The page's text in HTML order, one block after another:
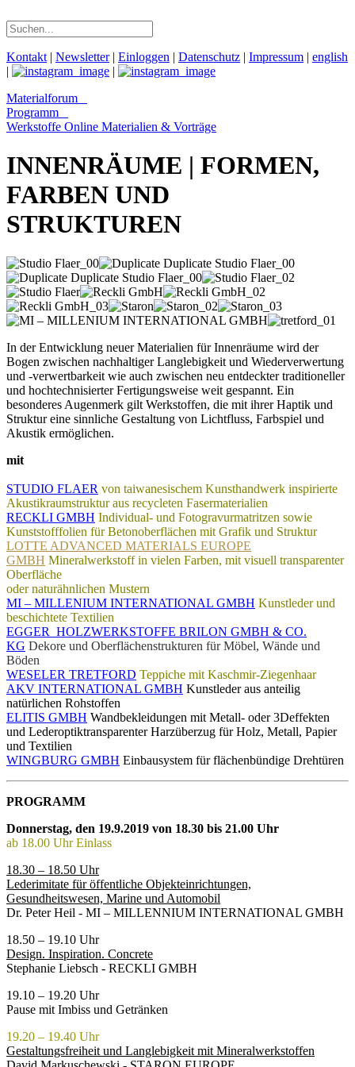
Kontakt | Newsletter| Einloggen | Datenschutz | Impressum | english
|
|
Materialforum
Programm
Werkstoffe Online Materialien & Vorträge
INNENRÄUME | FORMEN,
FARBEN UND
STRUKTUREN
In der Entwicklung neuer Materialien für Innenräume wird der
Bogen zwischen nachhaltiger Langlebigkeit und Wiederverwertung
und -verwertbarkeit wie auch zwischen neu entdeckter traditioneller
und hochtechnisierter Fertigungsweise weit gespannt. Ein
besonderes Augenmerk gilt Werkstoffen, die mit ihrer Haptik und
Struktur eine sinnliche Gestaltung von Lichtfluss, Farbspiel und
Akustik ermöglichen.
mit
STUDIO FLAER von taiwanesischem Kunsthandwerk inspirierte
Akustikraumstruktur aus recycleten Fasermaterialien
RECKLI GMBH Individual- und Fotogravurmatritzen sowie
Kunststofffolien für Betonoberflächen mit Grafik und Struktur
LOTTE ADVANCED MATERIALS EUROPE
GMBH Mineralwerkstoff in vielen Farben, mit visuell transparenter
Oberfläche
oder naturähnlichen Mustern
MI – MILLENIUM INTERNATIONAL GMBH Kunstleder und
beschichtete Textilien
EGGER HOLZWERKSTOFFE BRILON GMBH & CO.
KG Dekore und Oberflächenstrukturen für Möbel, Wände und
Böden
WESELER TRETFORD Teppiche mit Kaschmir-Ziegenhaar
AKV INTERNATIONAL GMBH Kunstleder aus anteilig
natürlichen Rohstoffen
ELITIS GMBH Wandbekleidungen mit Metall- oder 3Deffekten
und Lederoptiktransparenter Harzüberzug für Holz, Metall, Papier
und Textilien
WINGBURG GMBH Einbausystem für flächenbündige Drehtüren
PROGRAMM
Donnerstag, den 19.9.2019 von 18.30 bis 21.00 Uhr
ab 18.00 Uhr Einlass
18.30 – 18.50 Uhr
Lederimitate für öffentliche Objekteinrichtungen,
Gesundheitswesen, Marine und Automobil
Dr. Peter Heil - MI – MILLENNIUM INTERNATIONAL GMBH
18.50 – 19.10 Uhr
Design. Inspiration. Concrete
Stephanie Liebsch - RECKLI GMBH
19.10 – 19.20 Uhr
Pause mit Imbiss und Getränken
19.20 – 19.40 Uhr
Gestaltungsfreiheit und Langlebigkeit mit Mineralwerkstoffen